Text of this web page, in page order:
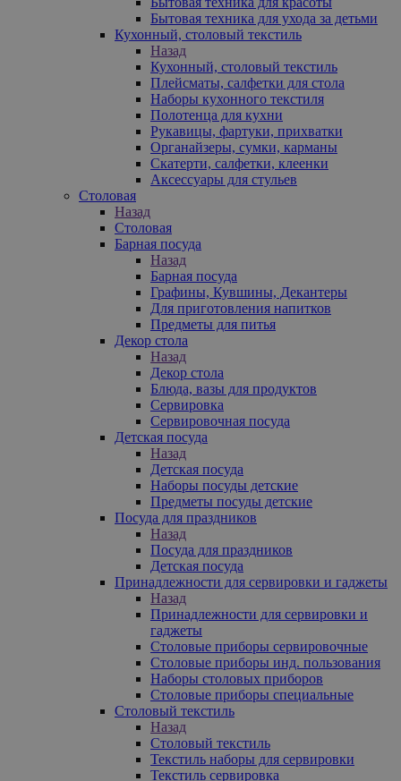
Бытовая техника для ухода за детьми
Кухонный, столовый текстиль
Назад
Кухонный, столовый текстиль
Плейсматы, салфетки для стола
Наборы кухонного текстиля
Полотенца для кухни
Рукавицы, фартуки, прихватки
Органайзеры, сумки, карманы
Скатерти, салфетки, клеенки
Аксессуары для стульев
Столовая
Назад
Столовая
Барная посуда
Назад
Барная посуда
Графины, Кувшины, Декантеры
Для приготовления напитков
Предметы для питья
Декор стола
Назад
Декор стола
Блюда, вазы для продуктов
Сервировка
Сервировочная посуда
Детская посуда
Назад
Детская посуда
Наборы посуды детские
Предметы посуды детские
Посуда для праздников
Назад
Посуда для праздников
Детская посуда
Принадлежности для сервировки и гаджеты
Назад
Принадлежности для сервировки и
гаджеты
Столовые приборы сервировочные
Столовые приборы инд. пользования
Наборы столовых приборов
Столовые приборы специальные
Столовый текстиль
Назад
Столовый текстиль
Текстиль наборы для сервировки
Текстиль сервировка